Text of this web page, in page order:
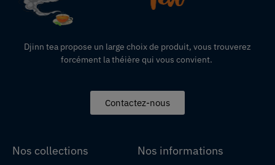
Djinn tea propose un large choix de produit, vous trouverez
forcément la théière qui vous convient.
Contactez-nous
Nos collections Nos informations